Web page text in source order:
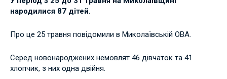
народилися 87 дітей.
Про це 25 травня повідомили в Миколаївській ОВА.
Серед новонароджених немовлят 46 дівчаток та 41
хлопчик, з них одна двійня.